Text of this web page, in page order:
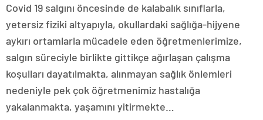
Covid 19 salgını öncesinde de kalabalık sınıflarla,
yetersiz fiziki altyapıyla, okullardaki sağlığa-hijyene
aykırı ortamlarla mücadele eden öğretmenlerimize,
salgın süreciyle birlikte gittikçe ağırlaşan çalışma
koşulları dayatılmakta, alınmayan sağlık önlemleri
nedeniyle pek çok öğretmenimiz hastalığa
yakalanmakta, yaşamını yitirmekte…